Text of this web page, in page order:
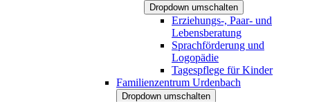
Dropdown umschalten
Erziehungs-, Paar- und
Lebensberatung
Sprachförderung und
Logopädie
Tagespflege für Kinder
Familienzentrum Urdenbach
Dropdown umschalten